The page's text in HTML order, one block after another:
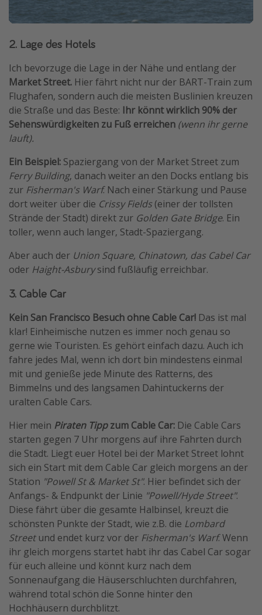
2. Lage des Hotels
Ich bevorzuge die Lage in der Nähe und entlang der
Market Street. Hier fährt nicht nur der BART-Train zum
Flughafen, sondern auch die meisten Buslinien kreuzen
die Straße und das Beste: Ihr könnt wirklich 90% der
Sehenswürdigkeiten zu Fuß erreichen (wenn ihr gerne
lauft).
Ein Beispiel: Spaziergang von der Market Street zum
Ferry Building, danach weiter an den Docks entlang bis
zur Fisherman's Warf. Nach einer Stärkung und Pause
dort weiter über die Crissy Fields (einer der tollsten
Strände der Stadt) direkt zur Golden Gate Bridge. Ein
toller, wenn auch langer, Stadt-Spaziergang.
Aber auch der Union Square, Chinatown, das Cabel Car
oder Haight-Asburysind fußläufig erreichbar.
3. Cable Car
Kein San Francisco Besuch ohne Cable Car! Das ist mal
klar! Einheimische nutzen es immer noch genau so
gerne wie Touristen. Es gehört einfach dazu. Auch ich
fahre jedes Mal, wenn ich dort bin mindestens einmal
mit und genieße jede Minute des Ratterns, des
Bimmelns und des langsamen Dahintuckerns der
uralten Cable Cars.
Hier mein Piraten Tippzum Cable Car: Die Cable Cars
starten gegen 7 Uhr morgens auf ihre Fahrten durch
die Stadt. Liegt euer Hotel bei der Market Street lohnt
sich ein Start mit dem Cable Car gleich morgens an der
Station "Powell St & Market St". Hier befindet sich der
Anfangs- & Endpunkt der Linie "Powell/Hyde Street".
Diese fährt über die gesamte Halbinsel, kreuzt die
schönsten Punkte der Stadt, wie z.B. die Lombard
Street und endet kurz vor der Fisherman's Warf. Wenn
ihr gleich morgens startet habt ihr das Cabel Car sogar
für euch alleine und könnt kurz nach dem
Sonnenaufgang die Häuserschluchten durchfahren,
während total schön die Sonne hinter den
Hochhäusern durchblitzt.